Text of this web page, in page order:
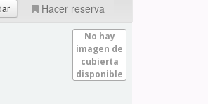
Hacer reserva
No hay
imagen de
cubierta
disponible